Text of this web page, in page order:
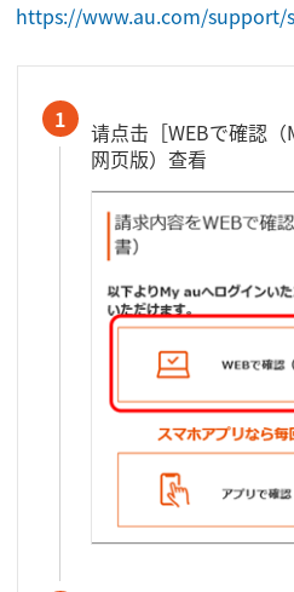
https://www.au.com/
1
请点击［WEBで確認
网页版）查看